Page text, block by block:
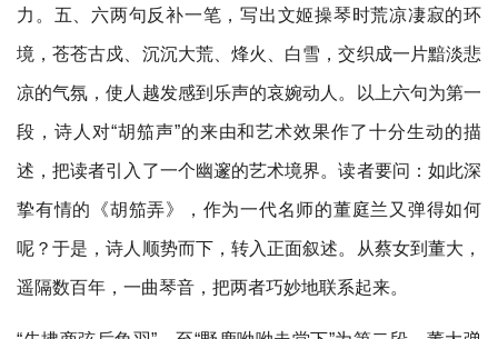
力。五、六两句反补一笔，写出文姬操琴时荒凉凄寂的环
境，苍苍古戍、沉沉大荒、烽火、白雪，交织成一片黯淡悲
凉的气氛，使人越发感到乐声的哀婉动人。以上六句为第一
段，诗人对“胡笳声”的来由和艺术效果作了十分生动的描
述，把读者引入了一个幽邃的艺术境界。读者要问：如此深
挚有情的《胡笳弄》，作为一代名师的董庭兰又弹得如何
呢？于是，诗人顺势而下，转入正面叙述。从蔡女到董大，
遥隔数百年，一曲琴音，把两者巧妙地联系起来。